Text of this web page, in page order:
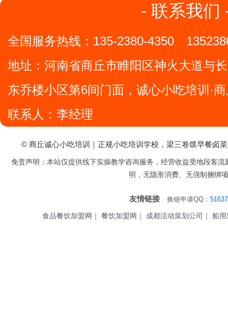
- 联系我们
全国服务热线： 135-2380-4350
地址： 河南省商丘市睢阳区神火大道与
东乔楼小区第6间门面，诚心小吃培训·
联系人：李经理
© 商丘诚心小吃培训｜正规小吃培训学校，梁三卷馍早餐卤
免责声明：本站仅提供线下实操教学咨询服务，经营收益受地段客
明，无隐形消费、无强制捆绑
友情链接 换链申请QQ：
食品餐饮加盟网 ｜ 餐饮加盟网 ｜ 成都活动策划公司 ｜ 船用